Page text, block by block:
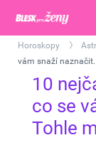
Horoskopy
vám snaží
10
co se
Tohle